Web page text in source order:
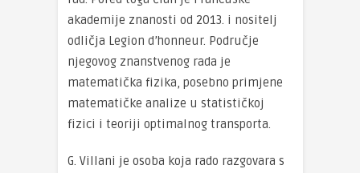
akademije znanosti od 2013. i nositelj
odličja Legion d’honneur. Područje
njegovog znanstvenog rada je
matematička fizika, posebno primjene
matematičke analize u statističkoj
fizici i teoriji optimalnog transporta.
G. Villani je osoba koja rado razgovara s